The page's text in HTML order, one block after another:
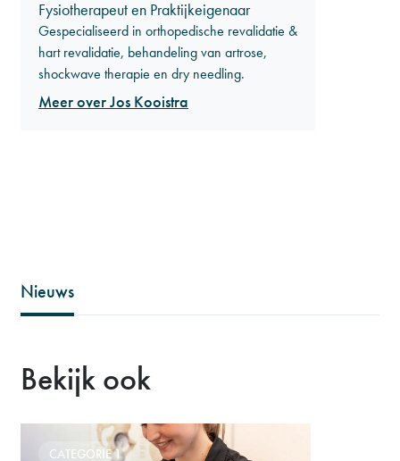
Fysiotherapeut en Praktijkeigenaar
Gespecialiseerd in orthopedische revalidatie &
hart revalidatie, behandeling van artrose,
shockwave therapie en dry needling.
Meer over Jos Kooistra
Nieuws
Bekijk ook
CATEGORIE 1